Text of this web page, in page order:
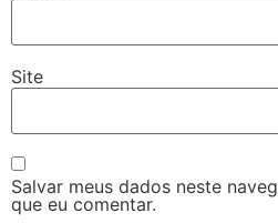
Site
Salvar meus dados neste
que eu comentar.